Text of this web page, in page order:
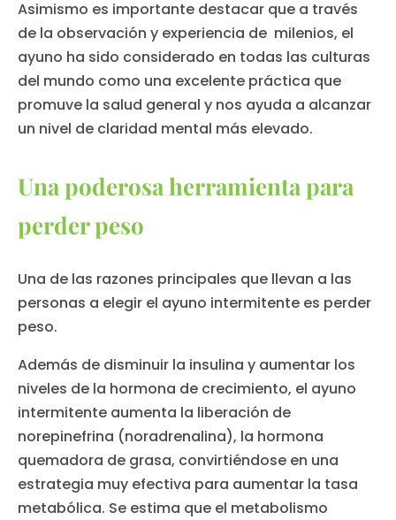
Asimismo es importante destacar que a través
de la observación y experiencia de milenios, el
ayuno ha sido considerado en todas las culturas
del mundo como una excelente práctica que
promuve la salud general y nos ayuda a alcanzar
un nivel de claridad mental más elevado.
Una poderosa herramienta para
perder peso
Una de las razones principales que llevan a las
personas a elegir el ayuno intermitente es perder
peso.
Además de disminuir la insulina y aumentar los
niveles de la hormona de crecimiento, el ayuno
intermitente aumenta la liberación de
norepinefrina (noradrenalina), la hormona
quemadora de grasa, convirtiéndose en una
estrategia muy efectiva para aumentar la tasa
metabólica. Se estima que el metabolismo